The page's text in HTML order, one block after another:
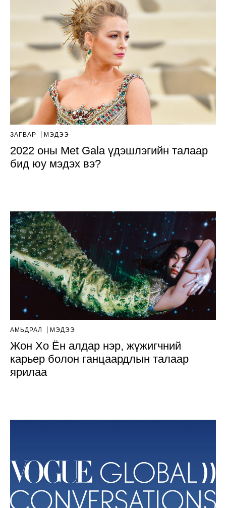
ЗАГВАР МЭДЭЭ
2022 оны Met Gala үдэшлэгийн талаар
бид юу мэдэх вэ?
АМЬДРАЛ МЭДЭЭ
Жон Хо Ён алдар нэр, жүжигчний
карьер болон ганцаардлын талаар
ярилаа